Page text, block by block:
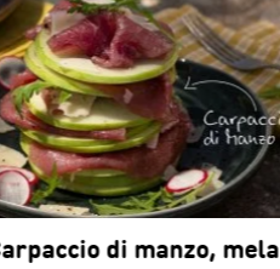
di manzo, mela